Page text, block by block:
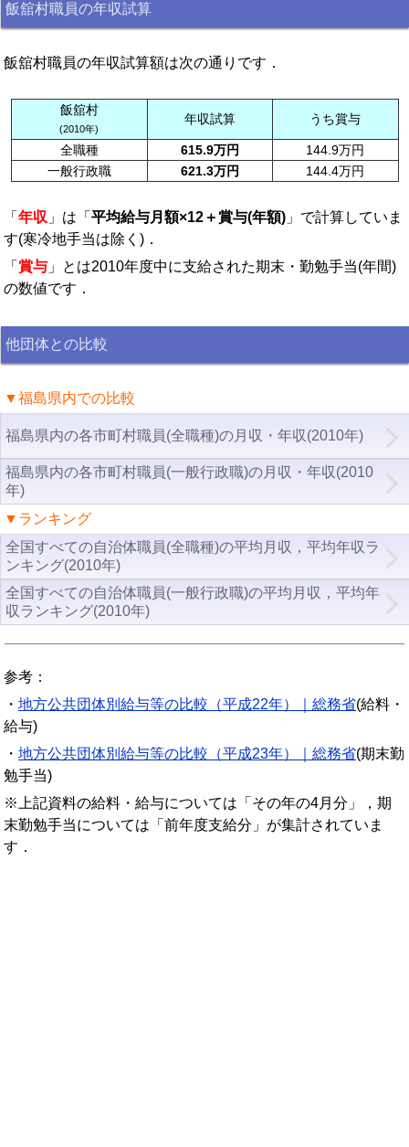
飯舘村職員の年収試算
飯舘村職員の年収試算額は次の通りです．
飯舘村
(2010年)
年収試算 うち賞与
全職種 615.9万円
144.9万円
一般行政職
621.3万円 144.4万円
「 年収 」は「 平均給与月額×12＋賞与(年額) 」で計算していま
す(寒冷地手当は除く)．
「 賞与 」とは2010年度中に支給された期末・勤勉手当(年間)
の数値です．
他団体との比較
▼福島県内での比較
福島県内の各市町村職員(全職種)の月収・年収(2010年)
福島県内の各市町村職員(一般行政職)の月収・年収(2010
年)
▼ランキング
全国すべての自治体職員(全職種)の平均月収，平均年収ラ
ンキング(2010年)
全国すべての自治体職員(一般行政職)の平均月収，平均年
収ランキング(2010年)
参考：
・ 地方公共団体別給与等の比較（平成22年）｜総務省(給料・
給与)
・ 地方公共団体別給与等の比較（平成23年）｜総務省(期末勤
勉手当)
※上記資料の給料・給与については「その年の4月分」，期
末勤勉手当については「前年度支給分」が集計されていま
す．